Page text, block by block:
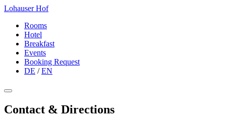
Lohauser Hof
Rooms
Hotel
Breakfast
Events
Booking Request
DE /EN
Contact & Directions